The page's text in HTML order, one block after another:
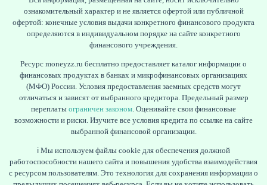
ознакомительный характер и не является офертой или публичной
офертой: конечные условия выдачи конкретного финансового продукта
определяются в индивидуальном порядке на сайте конкретного
финансового учреждения.
Ресурс moneyzz.ru бесплатно предоставляет каталог информации о
финансовых продуктах в банках и микрофинансовых организациях
(МФО) России. Условия предоставления заемных средств могут
отличаться и зависят от выбранного кредитора. Предельный размер
переплаты ограничен законом . Оценивайте свои финансовые
возможности и риски. Изучите все условия кредита по ссылке на сайте
выбранной финансовой организации.
ℹ️ Мы используем файлы cookie для обеспечения должной
работоспособности нашего сайта и повышения удобства взаимодействия
с ресурсом пользователям. Это технология для сохранения информации о